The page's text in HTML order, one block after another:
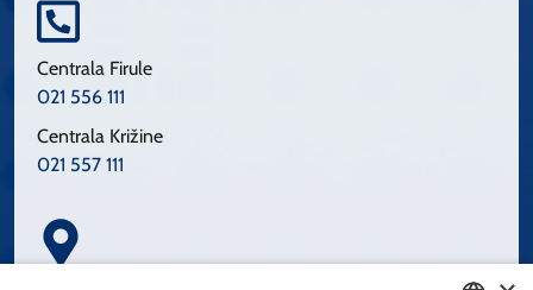
Centrala Firule
021 556 111
Centrala Križine
021 557 111